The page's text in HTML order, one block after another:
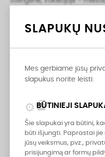
PASKUTINĖ PREKĖ
SLAPUKŲ
Mes gerbiame jūsų
slapukus norite leisti:
lock
BŪTINIEJI
Šie slapukai yra būtini,
būti išjungti. Paprastai
jūsų veiksmus, pvz.,
prisijungimą ar formų